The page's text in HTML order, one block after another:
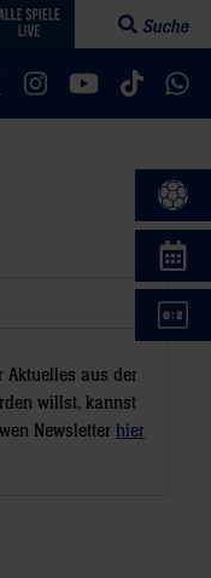
Suchfeld
Suche
uns auf Facebook
uns auf Twitter
Besucht uns auf
Besucht uns
Besucht
Aktuelles aus der
willst, kannst
Newsletter hier